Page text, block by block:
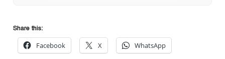
Share this:
Facebook X WhatsApp